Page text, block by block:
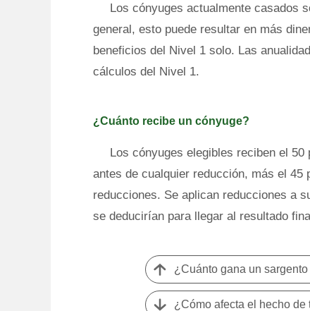
Los cónyuges actualmente casados
general, esto puede resultar en más
beneficios del Nivel 1 solo. Las
cálculos del Nivel 1.
¿Cuánto recibe un cónyuge?
Los cónyuges elegibles reciben el
antes de cualquier reducción, más el
reducciones. Se aplican reducciones a
se deducirían para llegar al resultado
¿Cuánto gana un